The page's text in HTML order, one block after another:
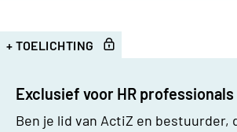
+ TOELICHTING
Exclusief voor HR professionals
Ben je lid van ActiZ en bestuurder,